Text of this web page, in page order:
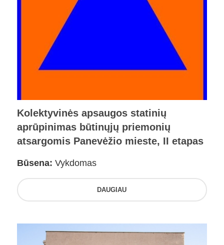
Kolektyvinės apsaugos statinių
aprūpinimas būtinųjų priemonių
atsargomis Panevėžio mieste, II etapas
Būsena: Vykdomas
DAUGIAU